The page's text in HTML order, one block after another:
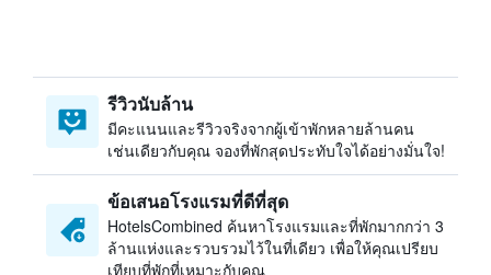
รีวิวนับล้าน
มีคะแนนและรีวิวจริงจากผู้เข้าพักหลายล้านคน
เช่นเดียวกับคุณ จองที่พักสุดประทับใจได้อย่างมั่นใจ!
ข้อเสนอโรงแรมที่ดีที่สุด
HotelsCombined ค้นหาโรงแรมและที่พักมากกว่า 3
ล้านแห่งและรวบรวมไว้ในที่เดียว เพื่อให้คุณเปรียบ
เทียบที่พักที่เหมาะกับคุณ